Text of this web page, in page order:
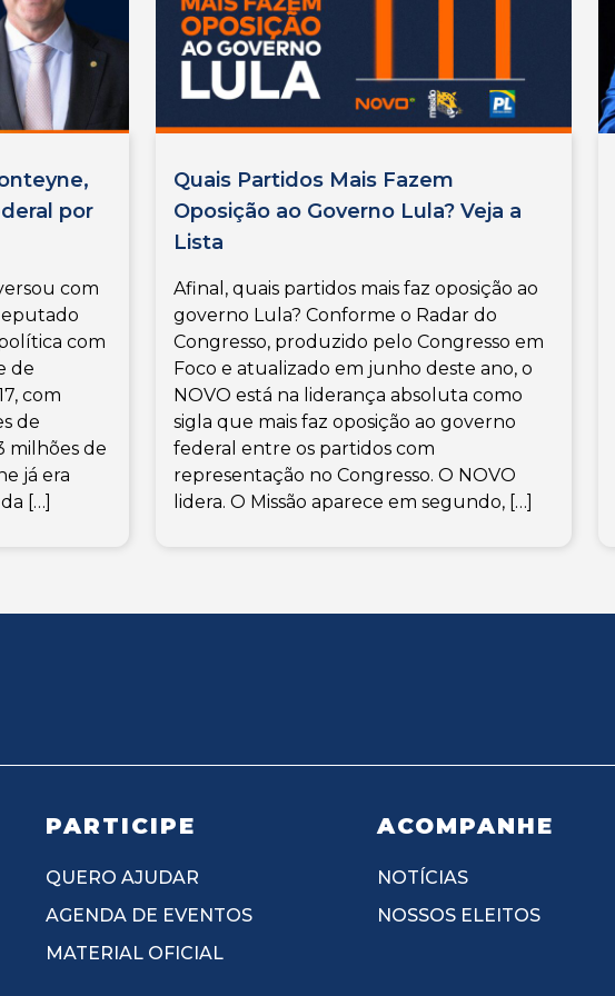
por
com
com
de
com
de
milhões de
já era
[…]
Quais Partidos Mais Fazem
Oposição ao Governo Lula? Veja a
Lista
Afinal, quais partidos mais faz oposição ao
governo Lula? Conforme o Radar do
Congresso, produzido pelo Congresso em
Foco e atualizado em junho deste ano, o
NOVO está na liderança absoluta como
sigla que mais faz oposição ao governo
federal entre os partidos com
representação no Congresso. O NOVO
lidera. O Missão aparece em segundo, […]
PARTICIPE
QUERO AJUDAR
AGENDA DE EVENTOS
MATERIAL OFICIAL
ACOMPANHE
NOTÍCIAS
NOSSOS ELEITOS